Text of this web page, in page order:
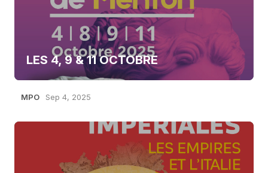
LES 4, 9 & 11 OCTOBRE
MPO Sep 4, 2025